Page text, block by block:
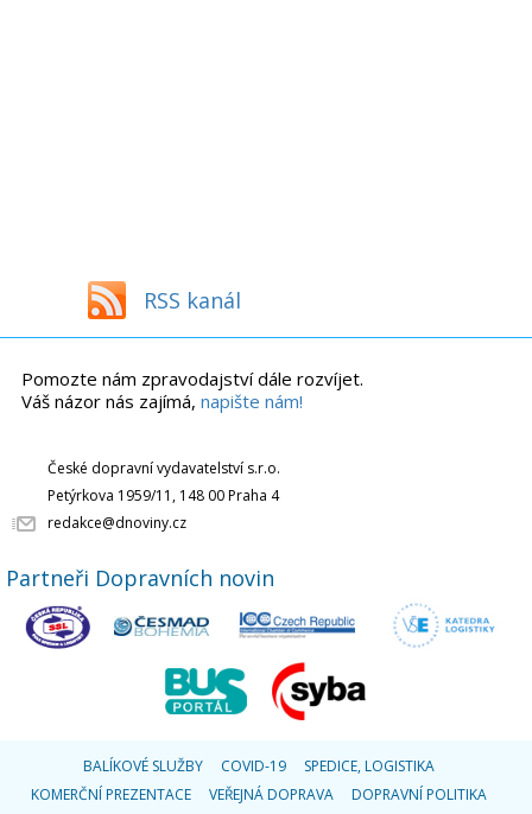
RSS kanál
Pomozte nám zpravodajství dále rozvíjet.
Váš názor nás zajímá, napište nám!
České dopravní vydavatelství s.r.o.
Petýrkova 1959/11, 148 00 Praha 4
redakce@dnoviny.cz
Partneři Dopravních novin
BALÍKOVÉ SLUŽBY COVID-19
SPEDICE, LOGISTIKA
KOMERČNÍ PREZENTACE
VEŘEJNÁ DOPRAVA
DOPRAVNÍ POLITIKA